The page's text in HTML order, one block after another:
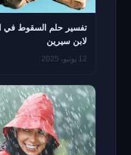
تفسير حلم السقوط في
لابن سيرين
12 يونيو، 2025